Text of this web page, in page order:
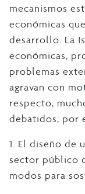
mecanismos
económicas
desarrollo. La
económicas,
problemas
agravan con
respecto,
debatidos; por
1. El diseño de
sector público
modos para